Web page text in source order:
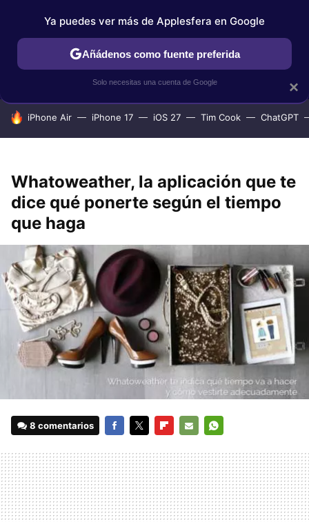
IPHONE TUTORIALES APPLESFERA SELECCIÓN
HOY SE HABLA DE
iPhone Air iPhone 17 iOS 27 Tim Cook ChatGPT
Whatoweather, la aplicación que te
dice qué ponerte según el tiempo
que haga
8 comentarios
MAIL
×
Ya puedes ver más de Applesfera en Google
Añádenos como fuente preferida
Solo necesitas una cuenta de Google